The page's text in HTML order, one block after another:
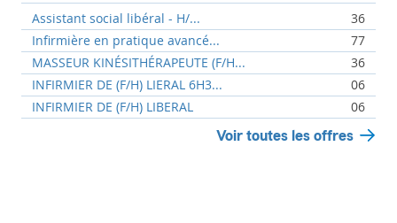
Assistant social libéral - H/...
36
Infirmière en pratique avancé...
77
MASSEUR KINÉSITHÉRAPEUTE (F/H...
36
INFIRMIER DE (F/H) LIERAL 6H3...
06
INFIRMIER DE (F/H) LIBERAL
06
Voir toutes les offres